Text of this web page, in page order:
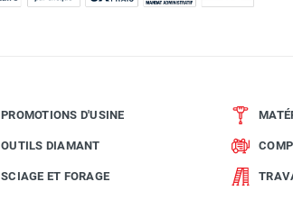
Indice de protection
Temps de cycle maxi
PROMOTIONS D'USINE
OUTILS DIAMANT
SCIAGE ET FORAGE